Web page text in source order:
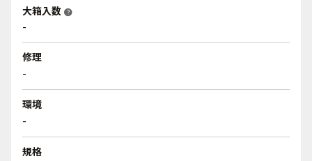
大箱入数 help
-
修理
-
環境
-
規格